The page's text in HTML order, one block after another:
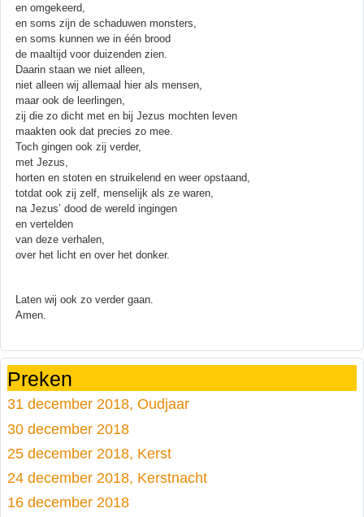
en omgekeerd,
en soms zijn de schaduwen monsters,
en soms kunnen we in één brood
de maaltijd voor duizenden zien.
Daarin staan we niet alleen,
niet alleen wij allemaal hier als mensen,
maar ook de leerlingen,
zij die zo dicht met en bij Jezus mochten leven
maakten ook dat precies zo mee.
Toch gingen ook zij verder,
met Jezus,
horten en stoten en struikelend en weer opstaand,
totdat ook zij zelf, menselijk als ze waren,
na Jezus’ dood de wereld ingingen
en vertelden
van deze verhalen,
over het licht en over het donker.
Laten wij ook zo verder gaan.
Amen.
Preken
31 december 2018, Oudjaar
30 december 2018
25 december 2018, Kerst
24 december 2018, Kerstnacht
16 december 2018